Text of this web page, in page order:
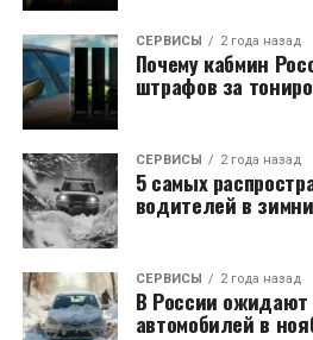
СЕРВИСЫ 2 года назад
Почему кабмин
штрафов за
СЕРВИСЫ 2 года назад
5 самых
водителей в
СЕРВИСЫ 2 года назад
В России
автомобилей в